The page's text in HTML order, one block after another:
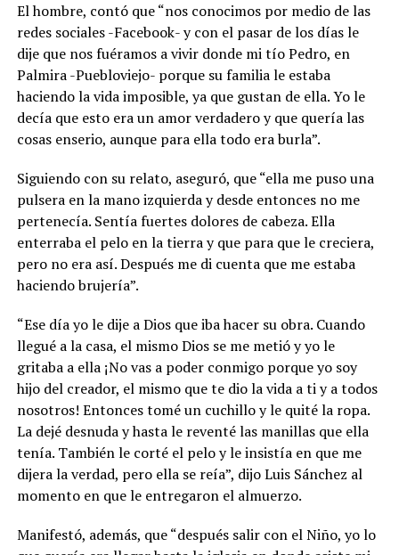
El hombre, contó que “nos conocimos por medio de las
redes sociales -Facebook- y con el pasar de los días le
dije que nos fuéramos a vivir donde mi tío Pedro, en
Palmira -Puebloviejo- porque su familia le estaba
haciendo la vida imposible, ya que gustan de ella. Yo le
decía que esto era un amor verdadero y que quería las
cosas enserio, aunque para ella todo era burla”.
Siguiendo con su relato, aseguró, que “ella me puso una
pulsera en la mano izquierda y desde entonces no me
pertenecía. Sentía fuertes dolores de cabeza. Ella
enterraba el pelo en la tierra y que para que le creciera,
pero no era así. Después me di cuenta que me estaba
haciendo brujería”.
“Ese día yo le dije a Dios que iba hacer su obra. Cuando
llegué a la casa, el mismo Dios se me metió y yo le
gritaba a ella ¡No vas a poder conmigo porque yo soy
hijo del creador, el mismo que te dio la vida a ti y a todos
nosotros! Entonces tomé un cuchillo y le quité la ropa.
La dejé desnuda y hasta le reventé las manillas que ella
tenía. También le corté el pelo y le insistía en que me
dijera la verdad, pero ella se reía”, dijo Luis Sánchez al
momento en que le entregaron el almuerzo.
Manifestó, además, que “después salir con el Niño, yo lo